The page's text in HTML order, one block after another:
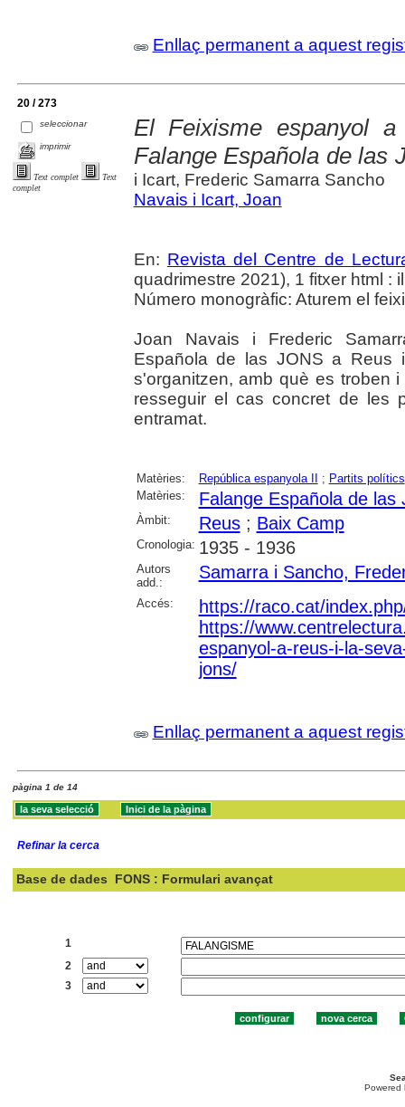
Enllaç permanent a aquest
20 / 273
seleccionar
imprimir
Text complet
Text
complet
El Feixisme espanyol
Falange Española de las
i Icart, Frederic Samarra Sancho
Navais i Icart, Joan
En: Revista del Centre de
quadrimestre 2021), 1 fitxer html :
Número monogràfic: Aturem el
Joan Navais i Frederic
Española de las JONS a Reus
s'organitzen, amb què es troben
resseguir el cas concret de les
entramat.
Matèries: República espanyola II ; Partits polítics
Matèries:
Falange Española de las
Àmbit: Reus; Baix Camp
Cronologia: 1935 - 1936
Autors
add.:
Samarra i Sancho,
Accés:
https://raco.cat/
https://
espanyol-a-reus-i-la-
jons/
Enllaç permanent a aquest
pàgina 1 de 14
Refinar la cerca
Base de dades FONS : Formulari avançat
1
2
3